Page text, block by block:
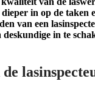
in op de taken
van een
in te